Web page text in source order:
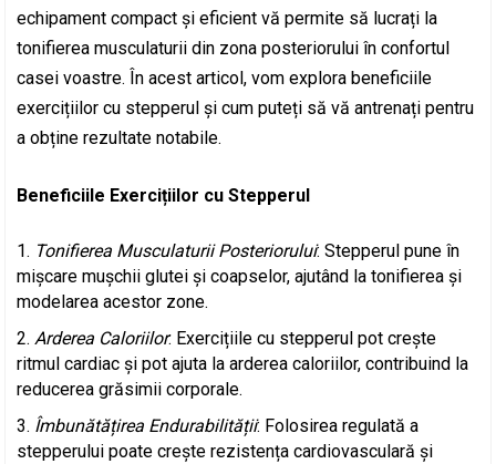
echipament compact și eficient vă permite să lucrați la
tonifierea musculaturii din zona posteriorului în confortul
casei voastre. În acest articol, vom explora beneficiile
exercițiilor cu stepperul și cum puteți să vă antrenați pentru
a obține rezultate notabile.
Beneficiile Exercițiilor cu Stepperul
Tonifierea Musculaturii Posteriorului: Stepperul pune în
mișcare mușchii glutei și coapselor, ajutând la tonifierea și
modelarea acestor zone.
Arderea Caloriilor: Exercițiile cu stepperul pot crește
ritmul cardiac și pot ajuta la arderea caloriilor, contribuind la
reducerea grăsimii corporale.
Îmbunătățirea Endurabilității: Folosirea regulată a
stepperului poate crește rezistența cardiovasculară și